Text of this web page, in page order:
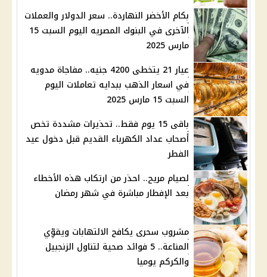
بكام الأخضر النهاردة.. سعر الدولار والعملات
الآخرى في البنوك المصريه اليوم السبت 15
مارس 2025
عيار 21 يتخطى 4200 جنيه.. مفاجاة مدويه
في اسعار الذهب ببدايه تعاملات اليوم
السبت 15 مارس 2025
باقى 15 يوم فقط.. تحذيرات مشددة تخص
أصحاب عداد الكهرباء القديم قبل دخول عيد
الفطر
لصيام مريح.. احذر من ارتكاب هذه الأخطاء
بعد الإفطار مباشرة في شهر رمضان
مشروب سحرى يكافح الالتهابات ويقوِّي
المناعة.. 5 فوائد صحية لتناول الزنجبيل
والكركم يوميا